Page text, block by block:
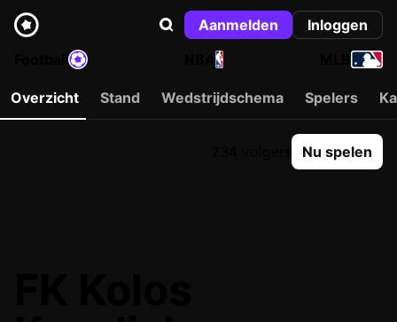
Aanmelden
Inloggen
NBA
Overzicht Stand Wedstrijdschema Spelers
Nu spelen